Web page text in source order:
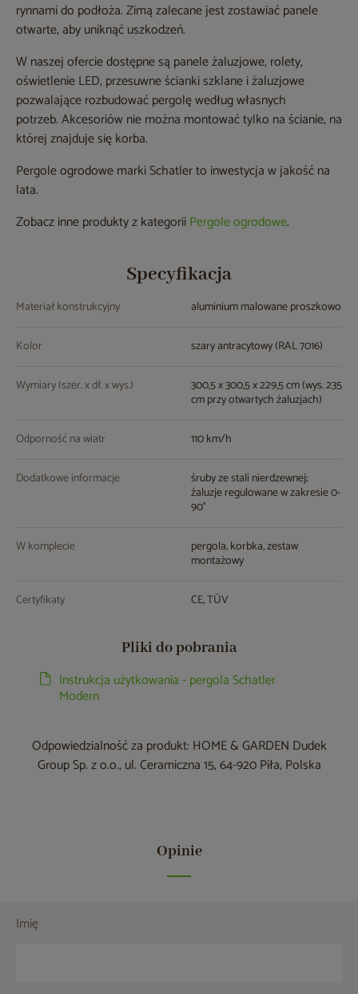
rynnami do podłoża. Zimą zalecane jest zostawiać panele
otwarte, aby uniknąć uszkodzeń.
W naszej ofercie dostępne są panele żaluzjowe, rolety,
oświetlenie LED, przesuwne ścianki szklane i żaluzjowe
pozwalające rozbudować pergolę według własnych
potrzeb. Akcesoriów nie można montować tylko na ścianie, na
której znajduje się korba.
Pergole ogrodowe marki Schatler to inwestycja w jakość na
lata.
Zobacz inne produkty z kategoriiPergole ogrodowe.
Specyfikacja
Materiał konstrukcyjny aluminium malowane proszkowo
Kolor szary antracytowy (RAL 7016)
Wymiary (szer. x dł. x wys.) 300,5 x 300,5 x 229,5 cm (wys. 235
cm przy otwartych żaluzjach)
Odporność na wiatr 110 km/h
Dodatkowe informacje śruby ze stali nierdzewnej;
żaluzje regulowane w zakresie 0-
90°
W komplecie pergola, korbka, zestaw
montażowy
Certyfikaty CE, TÜV
Pliki do pobrania
Instrukcja użytkowania - pergola Schatler
Modern
Odpowiedzialność za produkt: HOME & GARDEN Dudek
Group Sp. z o.o., ul. Ceramiczna 15, 64-920 Piła, Polska
Opinie
Imię